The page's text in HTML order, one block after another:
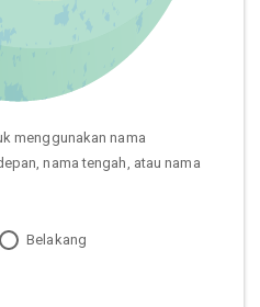
menggunakan nama
nama tengah, atau nama
Belakang